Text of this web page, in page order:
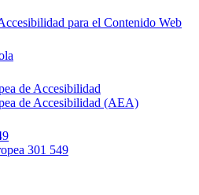
para el Contenido Web
de Accesibilidad
de Accesibilidad (AEA)
301 549